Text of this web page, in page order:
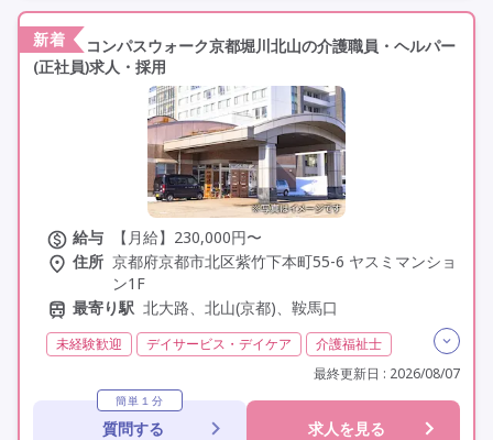
新着
コンパスウォーク京都堀川北山の介護職員・ヘルパー
(正社員)求人・採用
給与
【月給】230,000円〜
住所 京都府京都市北区紫竹下本町55-6 ヤスミマンショ
ン1F
最寄り駅 北大路、北山(京都)、鞍馬口
未経験歓迎 デイサービス・デイケア
介護福祉士
初任者研修(ヘルパー2級)
夜勤なし 残業月20時間以内
常勤
オープニングスタッフ
オープン3年以内
社会保険完備
最終更新日 : 2026/08/07
簡単１分
質問する 求人を見る